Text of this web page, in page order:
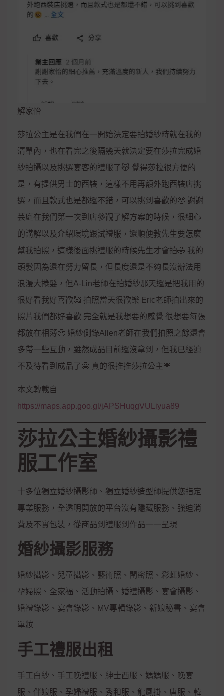
解家怡
莎拉公主是在我們在一開始決定要拍婚紗時就在我的
清單內，也在看完之後隔幾天就決定要在莎拉完成婚
紗拍攝以及挑選宴客的禮服了😽 覺得莎拉很方便的
是，有提供男士的西裝，這樣不用再額外跑西裝店挑
選，而且款式也是都還不錯，可以挑到喜歡的🥹 謝謝
芸庭在我們第一次到店參觀了解方案的時候，很細心
的講解以及介紹環境跟試禮服，還順便教先生要怎麼
幫我拍照，這樣後面挑禮服的時候先生才會拍🤣 我的
頭髮因為還在努力留長，但長度還是不夠長沒辦法用
浪漫大捲髮，但A-Lin老師在拍婚紗那天還是把我用的
很好看我好喜歡🥰 拍照當天很歡樂 Eric老師拍出來的
照片我們都好喜歡 完全就是我想要的感覺 很想要每張
都放在相簿🥹 婚紗側錄Allen老師在我們拍照之餘還會
多帶一些互動，雖然成品目前還沒拿到，但我已經迫
不及待看到成品了🤩 真的很推推莎拉公主💗
本文轉載自
https://maps.app.goo.gl/jAPSHuqgVULiyua89
莎拉公主婚紗攝影禮
服工作室
十多位獨立婚紗攝影師、獨立婚紗造型師提供您指定
專業服務，全透明開放的平台沒有隱藏服務、強迫消
費及不實包裝，從商品到禮服到作品一一呈現
婚紗攝影服務
婚紗攝影、兒童攝影、藝術照、閨密照、彩虹婚紗、
孕婦照、全家福、活動拍攝、婚禮攝影、宴會攝影、
婚禮錄影、宴會錄影、MV專輯錄影、新娘秘書、宴會
單妝
手工禮服出租
手工白紗、手工晚禮服、紳士西服、媽媽服、晚宴
服、伴娘服、孕婦禮服、秀和服、龍鳳掛、唐服、韓